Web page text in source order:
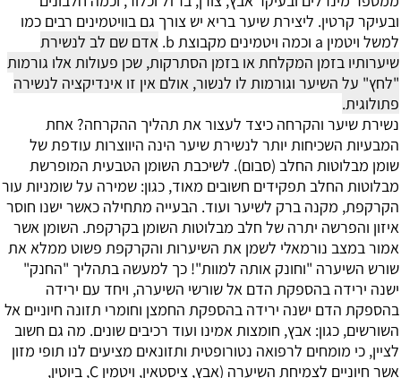
ובעיקר קרטין. ליצירת שיער בריא יש צורך גם בוויטמינים רבים כמו
למשל ויטמין a וכמה ויטמינים מקבוצת b.
אדם שם לב לנשירת
שיערותיו בזמן המקלחת או בזמן הסתרקות, שכן פעולות אלו גורמות
"לחץ" על השיער וגורמות לו לנשור, אולם אין זו אינדיקציה לנשירה
פתולוגית.
נשירת שיער והקרחה כיצד לעצור את תהליך ההקרחה? אחת
המבעיות השכיחות יותר לנשירת שיער הינה היווצרות עודפת של
שומן מבלוטות החלב (סבום). לשיכבת השומן הטבעית המופרשת
מבלוטות החלב תפקידים חשובים מאוד, כגון: שמירה על שומניות עור
הקרקפת, מקנה ברק לשיער ועוד. הבעייה מתחילה כאשר ישנו חוסר
איזון והפרשה יתרה של חלב מבלוטות השומן בקרקפת. השומן אשר
אמור במצב נורמאלי לשמן את השיערות והקרקפת פשוט ממלא את
שורש השיערה "וחונק אותה למוות"! כך למעשה בתהליך "החנק"
ישנה ירידה בהספקת הדם אל שורשי השיערה, ויחד עם ירידה
בהספקת הדם ישנה ירידה בהספקת החמצן וחומרי תזונה חיוניים אל
השורשים, כגון: אבץ, חומצות אמינו ועוד רכיבים שונים. מה גם חשוב
לציין, כי מומחים לרפואה נטורופטית ותזונאים מציעים לנו תופי מזון
אשר חיוניים לצמיחת השיערה (אבץ, ציסטאין, ויטמין C, ביוטין,